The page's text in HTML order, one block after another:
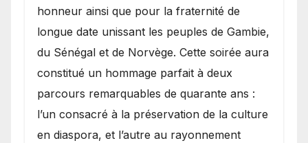
honneur ainsi que pour la fraternité de
longue date unissant les peuples de Gambie,
du Sénégal et de Norvège. Cette soirée aura
constitué un hommage parfait à deux
parcours remarquables de quarante ans :
l’un consacré à la préservation de la culture
en diaspora, et l’autre au rayonnement